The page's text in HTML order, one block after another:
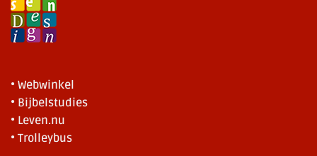
• Webwinkel
• Bijbelstudies
• Leven.nu
• Trolleybus